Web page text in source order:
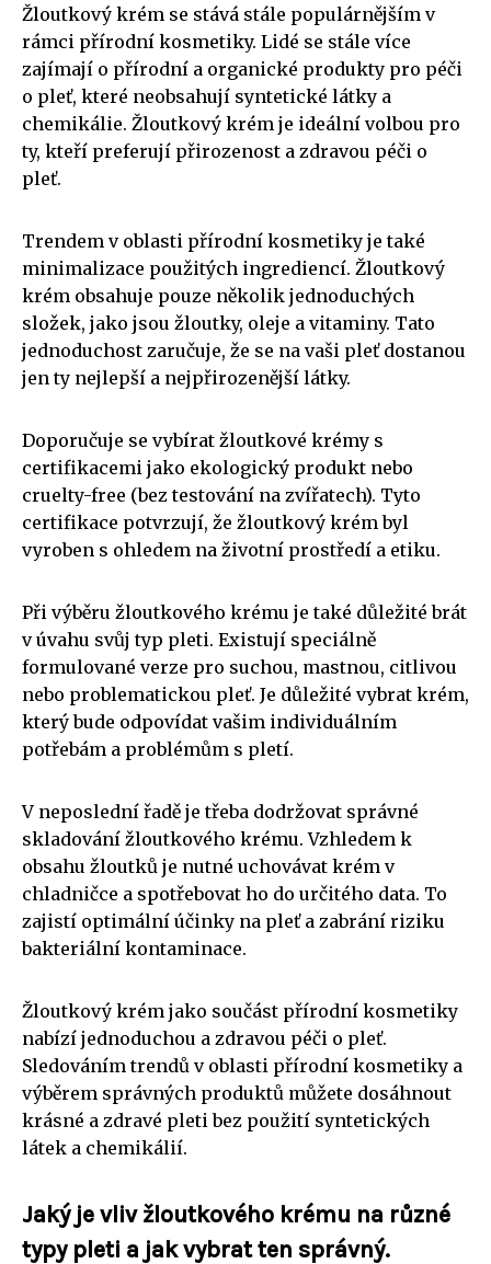
Žloutkový krém se stává stále populárnějším v
rámci přírodní kosmetiky. Lidé se stále více
zajímají o přírodní a organické produkty pro péči
o pleť, které neobsahují syntetické látky a
chemikálie. Žloutkový krém je ideální volbou pro
ty, kteří preferují přirozenost a zdravou péči o
pleť.
Trendem v oblasti přírodní kosmetiky je také
minimalizace použitých ingrediencí. Žloutkový
krém obsahuje pouze několik jednoduchých
složek, jako jsou žloutky, oleje a vitaminy. Tato
jednoduchost zaručuje, že se na vaši pleť dostanou
jen ty nejlepší a nejpřirozenější látky.
Doporučuje se vybírat žloutkové krémy s
certifikacemi jako ekologický produkt nebo
cruelty-free (bez testování na zvířatech). Tyto
certifikace potvrzují, že žloutkový krém byl
vyroben s ohledem na životní prostředí a etiku.
Při výběru žloutkového krému je také důležité brát
v úvahu svůj typ pleti. Existují speciálně
formulované verze pro suchou, mastnou, citlivou
nebo problematickou pleť. Je důležité vybrat krém,
který bude odpovídat vašim individuálním
potřebám a problémům s pletí.
V neposlední řadě je třeba dodržovat správné
skladování žloutkového krému. Vzhledem k
obsahu žloutků je nutné uchovávat krém v
chladničce a spotřebovat ho do určitého data. To
zajistí optimální účinky na pleť a zabrání riziku
bakteriální kontaminace.
Žloutkový krém jako součást přírodní kosmetiky
nabízí jednoduchou a zdravou péči o pleť.
Sledováním trendů v oblasti přírodní kosmetiky a
výběrem správných produktů můžete dosáhnout
krásné a zdravé pleti bez použití syntetických
látek a chemikálií.
Jaký je vliv žloutkového krému na různé
typy pleti a jak vybrat ten správný.